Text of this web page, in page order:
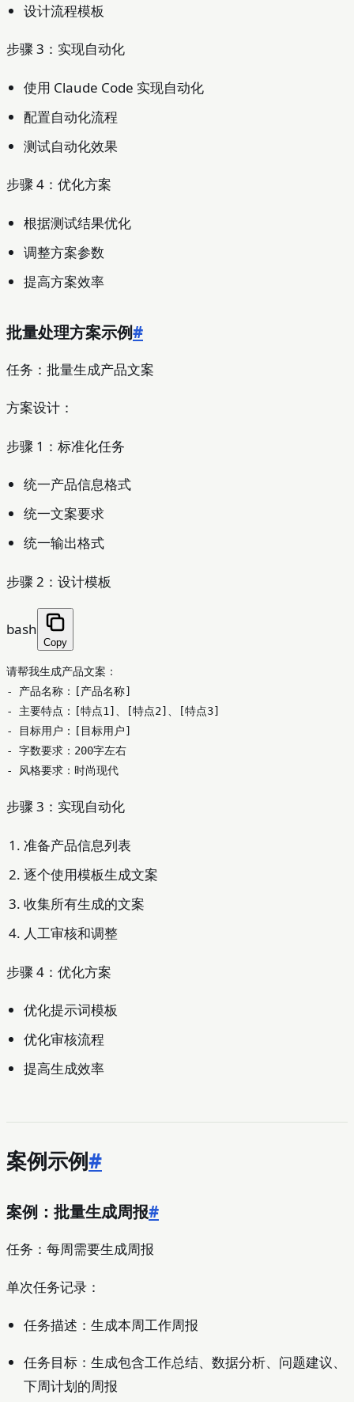
设计流程模板
步骤 3：实现自动化
使用 Claude Code 实现自动化
配置自动化流程
测试自动化效果
步骤 4：优化方案
根据测试结果优化
调整方案参数
提高方案效率
批量处理方案示例#
任务：批量生成产品文案
方案设计：
步骤 1：标准化任务
统一产品信息格式
统一文案要求
统一输出格式
步骤 2：设计模板
bash
Copy
请帮我生成产品文案：
- 产品名称：[产品名称]
- 主要特点：[特点1]、[特点2]、[特点3]
- 目标用户：[目标用户]
- 字数要求：200字左右
步骤 3：实现自动化
准备产品信息列表
逐个使用模板生成文案
收集所有生成的文案
人工审核和调整
步骤 4：优化方案
优化提示词模板
优化审核流程
提高生成效率
案例示例#
案例：批量生成周报#
任务：每周需要生成周报
单次任务记录：
任务描述：生成本周工作周报
任务目标：生成包含工作总结、数据分析、问题建议、
下周计划的周报